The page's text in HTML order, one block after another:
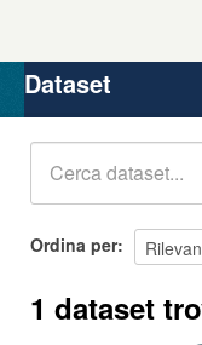
Organizzazioni
Gruppi
Dataset
Ordina per
1 dataset